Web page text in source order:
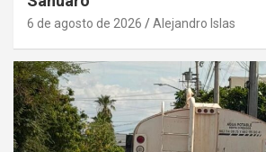
6 de agosto de 2026 Alejandro Islas